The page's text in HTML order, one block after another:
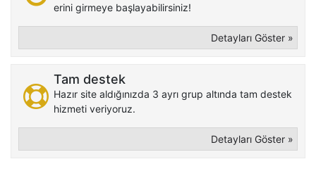
erini girmeye başlayabilirsiniz!
Detayları Göster »
Tam destek
Hazır site aldığınızda 3 ayrı grup altında tam destek
hizmeti veriyoruz.
Detayları Göster »